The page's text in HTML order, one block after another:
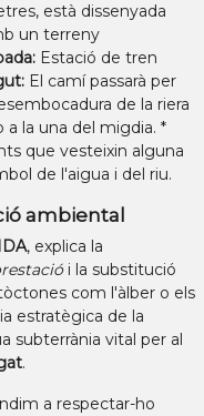
està dissenyada
un terreny
Estació de tren
El camí passarà per
de la riera
a la una del migdia. *
que vesteixin alguna
de l'aigua i del riu.
ambiental
, explica la
i la substitució
com l'àlber o els
estratègica de la
subterrània vital per al
.
a respectar-ho